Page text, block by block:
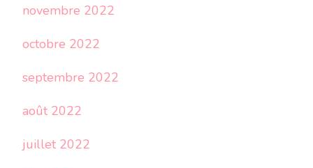
novembre 2022
octobre 2022
septembre 2022
août 2022
juillet 2022